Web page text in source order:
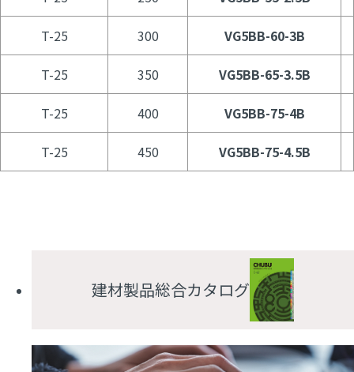
T-25 300 VG5BB-60-3B
T-25 350 VG5BB-65-3.5B
T-25 400 VG5BB-75-4B
T-25 450 VG5BB-75-4.5B
建材製品総合カタログ